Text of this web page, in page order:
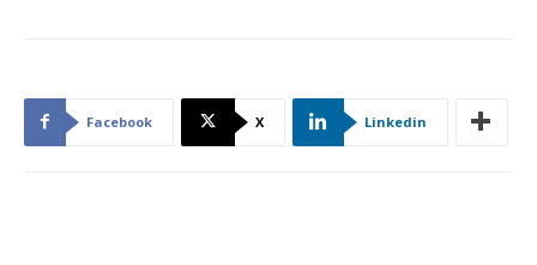
Facebook X Linkedin